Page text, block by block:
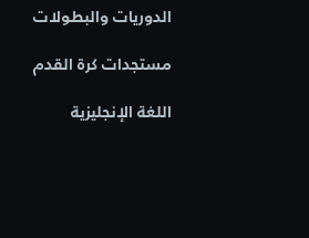
الدوريات والبطولات
مستجدات كرة القدم
اللغة الإنجليزية